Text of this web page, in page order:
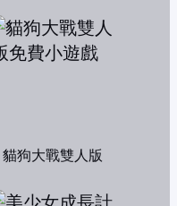
貓狗大戰雙人版